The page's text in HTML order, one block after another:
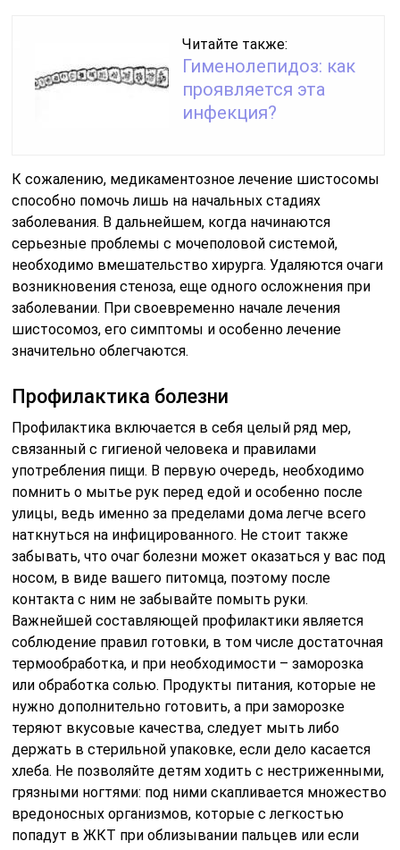
Читайте также:
Гименолепидоз: как
проявляется эта
инфекция?
К сожалению, медикаментозное лечение шистосомы
способно помочь лишь на начальных стадиях
заболевания. В дальнейшем, когда начинаются
серьезные проблемы с мочеполовой системой,
необходимо вмешательство хирурга. Удаляются очаги
возникновения стеноза, еще одного осложнения при
заболевании. При своевременно начале лечения
шистосомоз, его симптомы и особенно лечение
значительно облегчаются.
Профилактика болезни
Профилактика включается в себя целый ряд мер,
связанный с гигиеной человека и правилами
употребления пищи. В первую очередь, необходимо
помнить о мытье рук перед едой и особенно после
улицы, ведь именно за пределами дома легче всего
наткнуться на инфицированного. Не стоит также
забывать, что очаг болезни может оказаться у вас под
носом, в виде вашего питомца, поэтому после
контакта с ним не забывайте помыть руки.
Важнейшей составляющей профилактики является
соблюдение правил готовки, в том числе достаточная
термообработка, и при необходимости – заморозка
или обработка солью. Продукты питания, которые не
нужно дополнительно готовить, а при заморозке
теряют вкусовые качества, следует мыть либо
держать в стерильной упаковке, если дело касается
хлеба. Не позволяйте детям ходить с нестриженными,
грязными ногтями: под ними скапливается множество
вредоносных организмов, которые с легкостью
попадут в ЖКТ при облизывании пальцев или если